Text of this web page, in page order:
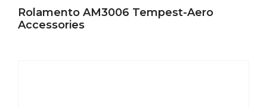
Rolamento AM3006 Tempest-Aero
Accessories